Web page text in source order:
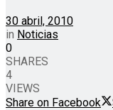
30 abril, 2010
in Noticias
0
SHARES
4
VIEWS
Share on Facebook